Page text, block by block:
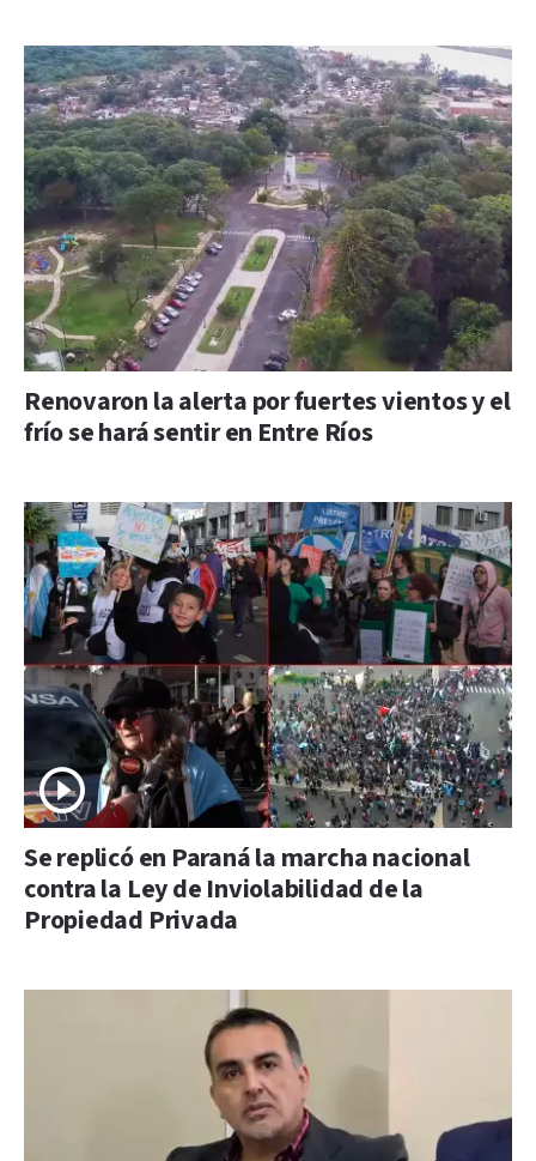
Renovaron la alerta por fuertes vientos y el
frío se hará sentir en Entre Ríos
Se replicó en Paraná la marcha nacional
contra la Ley de Inviolabilidad de la
Propiedad Privada